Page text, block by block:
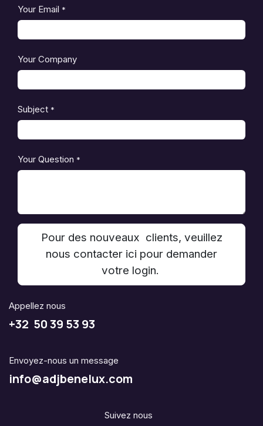
Your Email *
Your Company
Subject *
Your Question *
Pour des nouveaux clients, veuillez
nous contacter ici pour demander
votre login.
Appellez nous
+32 50 39 53 93
Envoyez-nous un message
info@adjbenelux.com
Suivez nous